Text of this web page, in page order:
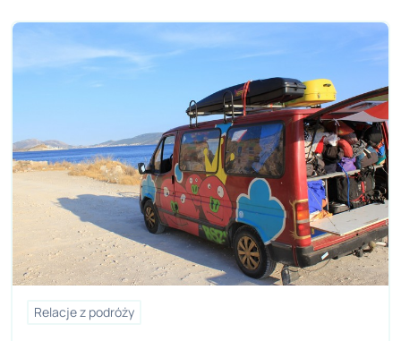
Relacje z podróży